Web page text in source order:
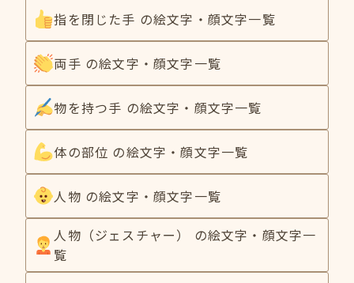
指を閉じた手 の絵文字・顔文字一覧
両手 の絵文字・顔文字一覧
物を持つ手 の絵文字・顔文字一覧
体の部位 の絵文字・顔文字一覧
人物 の絵文字・顔文字一覧
人物（ジェスチャー） の絵文字・顔文字一
覧